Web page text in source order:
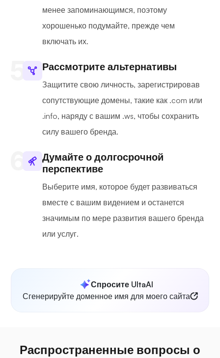
менее запоминающимся, поэтому
хорошенько подумайте, прежде чем
включать их.
Рассмотрите альтернативы
Защитите свою личность, зарегистрировав
сопутствующие домены, такие как .com или
.info, наряду с вашим .ws, чтобы сохранить
силу вашего бренда.
Думайте о долгосрочной
перспективе
Выберите имя, которое будет развиваться
вместе с вашим видением и останется
значимым по мере развития вашего бренда
или услуг.
Спросите UltaAI
Сгенерируйте доменное имя для моего сайта
Распространенные вопросы о